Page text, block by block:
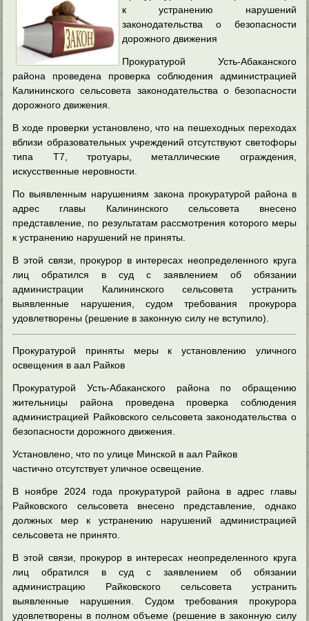
к устранению нарушений
законодательства о безопасности
дорожного движения
Прокуратурой Усть-Абаканского
района проведена проверка соблюдения администрацией
Калининского сельсовета законодательства о безопасности
дорожного движения.
В ходе проверки установлено,что на пешеходных переходах
вблизи образовательных учреждений отсутствуют светофоры
типа Т7, тротуары, металлические ограждения,
искусственные неровности.
По выявленным нарушениям закона прокуратурой района в
адрес главы Калининского сельсовета внесено
представление, по результатам рассмотрения которого меры
к устранению нарушений не приняты.
В этой связи, прокурор в интересах неопределенного круга
лиц обратился в суд с заявлением об обязании
администрации Калининского сельсовета устранить
выявленные нарушения, судом требования прокурора
удовлетворены (решение в законную силу не вступило).
Прокуратурой приняты меры к установлению уличного
освещения в аал Райков
Прокуратурой Усть-Абаканского района по обращению
жительницы района проведена проверка соблюдения
администрацией Райковского сельсовета законодательства о
безопасности дорожного движения.
Установлено, что по улице Минской в аал Райков
частично отсутствует уличное освещение.
В ноябре 2024 года прокуратурой района в адрес главы
Райковского сельсовета внесено представление, однако
должных мер к устранению нарушений администрацией
сельсовета не принято.
В этой связи, прокурор в интересах неопределенного круга
лиц обратился в суд с заявлением об обязании
администрацию Райковского сельсовета устранить
выявленные нарушения. Судом требования прокурора
удовлетворены в полном объеме (решение в законную силу